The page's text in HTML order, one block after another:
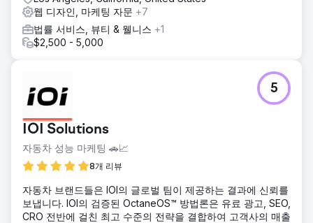
웹 디자인, 마케팅 자문 +7
법률 서비스, 뷰티 & 웰니스 +1
$2,500 - 5,000
IOI Solutions
자동차 성능 마케팅 🚗📈
8개 리뷰
5
자동차 브랜드들은 IOI의 글로벌 팀이 제공하는 결과에 신뢰를
보냅니다. IOI의 검증된 OctaneOS™ 방법론은 유료 광고, SEO,
CRO 전반에 걸친 최고 수준의 전략을 결합하여 고객사의 매출